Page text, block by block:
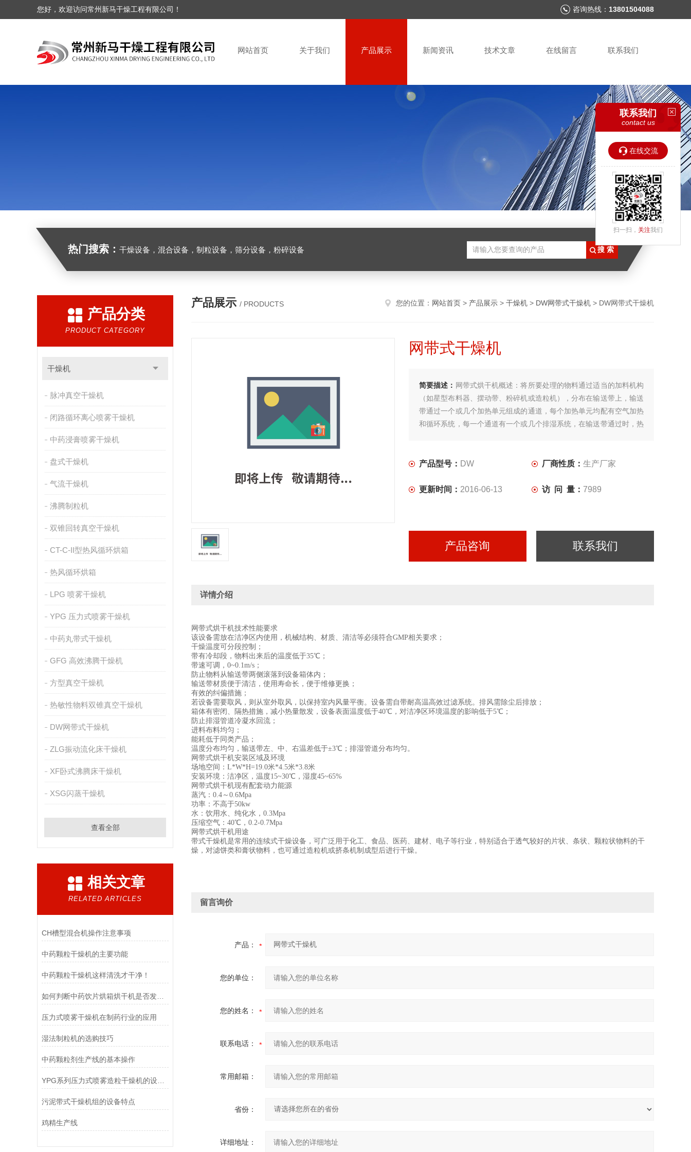
您好，欢迎访问常州新马干燥工程有限公司！ 咨询热线： 13801504088
网站首页 关于我们 产品展示 新闻资讯 技术文章 在线留言 联系我们
热门搜索： 干燥设备，混合设备，制粒设备，筛分设备，粉碎设备
产品分类
PRODUCT CATEGORY
干燥机
脉冲真空干燥机
闭路循环离心喷雾干燥机
中药浸膏喷雾干燥机
盘式干燥机
气流干燥机
沸腾制粒机
双锥回转真空干燥机
CT-C-II型热风循环烘箱
热风循环烘箱
LPG 喷雾干燥机
YPG 压力式喷雾干燥机
中药丸带式干燥机
GFG 高效沸腾干燥机
方型真空干燥机
热敏性物料双锥真空干燥机
DW网带式干燥机
ZLG振动流化床干燥机
XF卧式沸腾床干燥机
XSG闪蒸干燥机
查看全部
相关文章
RELATED ARTICLES
CH槽型混合机操作注意事项
中药颗粒干燥机的主要功能
中药颗粒干燥机这样清洗才干净！
如何判断中药饮片烘箱烘干机是否发生故障呢？
压力式喷雾干燥机在制药行业的应用
湿法制粒机的选购技巧
中药颗粒剂生产线的基本操作
YPG系列压力式喷雾造粒干燥机的设备概述
污泥带式干燥机组的设备特点
鸡精生产线
产品展示 / PRODUCTS 您的位置： 网站首页 > 产品展示 > 干燥机 > DW网带式干燥机 > DW网带式干燥机
网带式干燥机
简要描述： 网带式烘干机概述：将所要处理的物料通过适当的加料机构
（如星型布料器、摆动带、粉碎机或造粒机），分布在输送带上，输送
带通过一个或几个加热单元组成的通道，每个加热单元均配有空气加热
和循环系统，每一个通道有一个或几个排湿系统，在输送带通过时，热
产品型号： DW 厂商性质： 生产厂家
更新时间： 2016-06-13 访 问 量： 7989
产品咨询 联系我们
详情介绍
网带式烘干机技术性能要求
该设备需放在洁净区内使用，机械结构、材质、清洁等必须符合GMP相关要求；
干燥温度可分段控制；
带有冷却段，物料出来后的温度低于35℃；
带速可调，0~0.1m/s；
防止物料从输送带两侧滚落到设备箱体内；
输送带材质便于清洁，使用寿命长，便于维修更换；
有效的纠偏措施；
若设备需要取风，则从室外取风，以保持室内风量平衡。设备需自带耐高温高效过滤系统。排风需除尘后排放；
箱体有密闭、隔热措施，减小热量散发，设备表面温度低于40℃，对洁净区环境温度的影响低于5℃；
防止排湿管道冷凝水回流；
进料布料均匀；
能耗低于同类产品；
温度分布均匀，输送带左、中、右温差低于±3℃；排湿管道分布均匀。
网带式烘干机安装区域及环境
场地空间：L*W*H=19.0米*4.5米*3.8米
安装环境：洁净区，温度15~30℃，湿度45~65%
网带式烘干机现有配套动力能源
蒸汽：0.4～0.6Mpa
功率：不高于50kw
水：饮用水、纯化水，0.3Mpa
压缩空气：40℃，0.2-0.7Mpa
网带式烘干机用途
带式干燥机是常用的连续式干燥设备，可广泛用于化工、食品、医药、建材、电子等行业，特别适合于透气较好的片状、条状、颗粒状物料的干
燥，对滤饼类和膏状物料，也可通过造粒机或挤条机制成型后进行干燥。
留言询价
产品：
您的单位：
您的姓名：
联系电话：
常用邮箱：
省份：
详细地址：
联系我们
contact us
在线交流
扫一扫， 关注我们